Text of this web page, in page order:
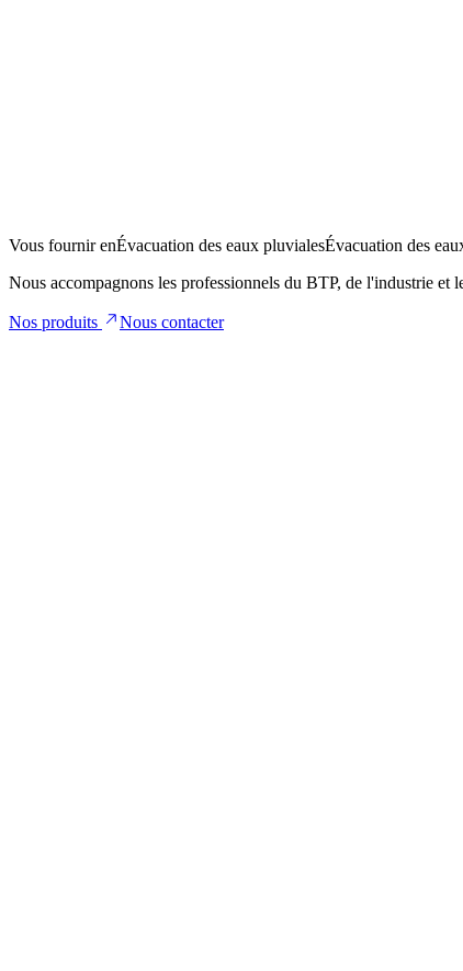
Vous fournir enÉvacuation des eaux pluvialesÉvacuation des
Nous accompagnons les professionnels du BTP, de l'industrie et
Nos produits Nous contacter